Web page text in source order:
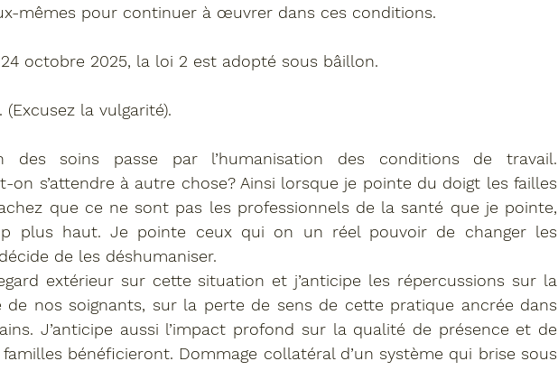
mêmes pour continuer à œuvrer dans ces conditions.
octobre 2025, la loi 2 est adopté sous bâillon.
(Excusez la vulgarité).
des soins passe par l’humanisation des conditions de travail.
on s’attendre à autre chose? Ainsi lorsque je pointe du doigt les failles
que ce ne sont pas les professionnels de la santé que je pointe,
plus haut. Je pointe ceux qui on un réel pouvoir de changer les
de les déshumaniser.
extérieur sur cette situation et j’anticipe les répercussions sur la
de nos soignants, sur la perte de sens de cette pratique ancrée dans
J’anticipe aussi l’impact profond sur la qualité de présence et de
bénéficieront. Dommage collatéral d’un système qui brise sous